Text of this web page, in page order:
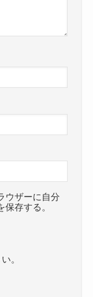
ウザーに自分
存する。
。